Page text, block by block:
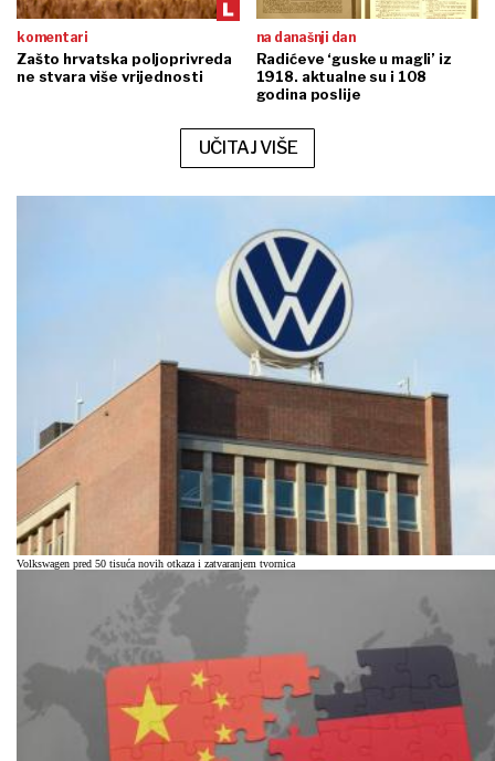
komentari
Zašto hrvatska poljoprivreda
ne stvara više vrijednosti
na današnji dan
Radićeve ‘guske u magli’ iz
1918. aktualne su i 108
godina poslije
UČITAJ VIŠE
Volkswagen pred 50 tisuća novih otkaza i zatvaranjem tvornica